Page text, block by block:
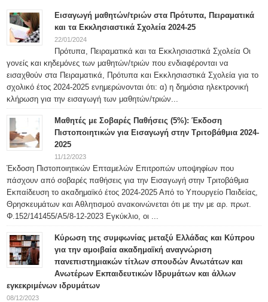
Εισαγωγή μαθητών/τριών στα Πρότυπα, Πειραματικά
και τα Εκκλησιαστικά Σχολεία 2024-25
22/01/2024
Πρότυπα, Πειραματικά και τα Εκκλησιαστικά Σχολεία Οι
γονείς και κηδεμόνες των μαθητών/τριών που ενδιαφέρονται να
εισαχθούν στα Πειραματικά, Πρότυπα και Εκκλησιαστικά Σχολεία για το
σχολικό έτος 2024-2025 ενημερώνονται ότι: α) η δημόσια ηλεκτρονική
κλήρωση για την εισαγωγή των μαθητών/τριών...
Μαθητές με Σοβαρές Παθήσεις (5%): Έκδοση
Πιστοποιητικών για Εισαγωγή στην Τριτοβάθμια 2024-
2025
11/12/2023
Έκδοση Πιστοποιητικών Επταμελών Επιτροπών υποψηφίων που
πάσχουν από σοβαρές παθήσεις για την Εισαγωγή στην Τριτοβάθμια
Εκπαίδευση το ακαδημαϊκό έτος 2024-2025 Από το Υπουργείο Παιδείας,
Θρησκευμάτων και Αθλητισμού ανακοινώνεται ότι με την με αρ. πρωτ.
Φ.152/141455/Α5/8-12-2023 Εγκύκλιο, οι ...
Κύρωση της συμφωνίας μεταξύ Ελλάδας και Κύπρου
για την αμοιβαία ακαδημαϊκή αναγνώριση
πανεπιστημιακών τίτλων σπουδών Ανωτάτων και
Ανωτέρων Εκπαιδευτικών Ιδρυμάτων και άλλων
εγκεκριμένων ιδρυμάτων
08/12/2023